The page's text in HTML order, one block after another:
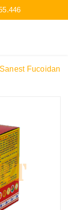
Fucoidan